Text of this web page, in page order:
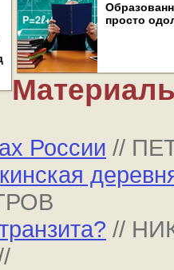
просто
России //
//